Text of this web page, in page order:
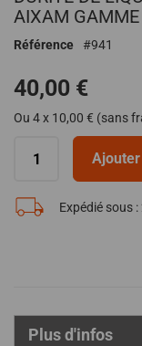
début
la
d’images
AIXAM
Référence 941
40,00 €
Ou 4 x 10,00 € (sans
Expédié sous :
Plus d'infos